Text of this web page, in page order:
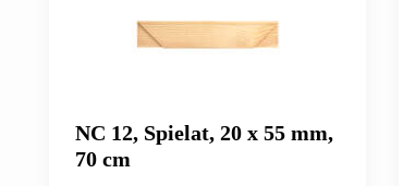
NC 12, Spielat, 20 x 55 mm,
70 cm